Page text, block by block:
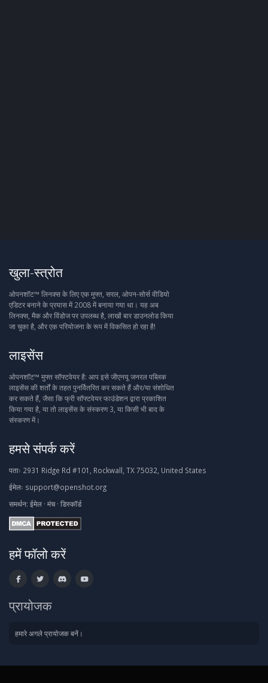
खुला-स्त्रोत
ओपनशॉट™ लिनक्स के लिए एक मुफ्त, सरल, ओपन-सोर्स वीडियो
एडिटर बनाने के प्रयास में 2008 में बनाया गया था। यह अब
लिनक्स, मैक और विंडोज पर उपलब्ध है, लाखों बार डाउनलोड किया
जा चुका है, और एक परियोजना के रूप में विकसित हो रहा है!
लाइसेंस
ओपनशॉट™ मुफ्त सॉफ्टवेयर है: आप इसे जीएनयू जनरल पब्लिक
लाइसेंस की शर्तों के तहत पुनर्वितरित कर सकते हैं और/या संशोधित
कर सकते हैं, जैसा कि फ्री सॉफ्टवेयर फाउंडेशन द्वारा प्रकाशित
किया गया है, या तो लाइसेंस के संस्करण 3, या किसी भी बाद के
संस्करण में।
हमसे संपर्क करें
पताः 2931 Ridge Rd #101, Rockwall, TX 75032, United States
ईमेलः support@openshot.org
समर्थन: ईमेल · मंच· डिस्कॉर्ड
हमें फॉलो करें
प्रायोजक
हमारे अगले प्रायोजक बनें।